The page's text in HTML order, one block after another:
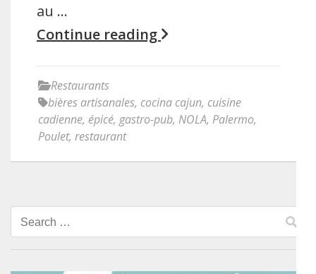
au …
Continue reading
Restaurants
bières artisanales, cocina cajun, cuisine
cadienne, épicé, gastro-pub, NOLA, Palermo,
Poulet, restaurant
Search
for: